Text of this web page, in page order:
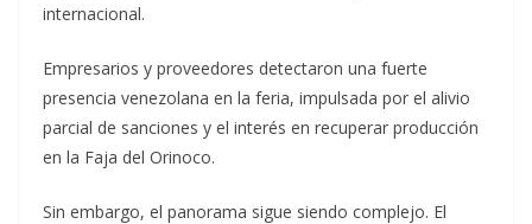
internacional.
Empresarios y proveedores detectaron una fuerte
presencia venezolana en la feria, impulsada por el alivio
parcial de sanciones y el interés en recuperar producción
en la Faja del Orinoco.
Sin embargo, el panorama sigue siendo complejo. El